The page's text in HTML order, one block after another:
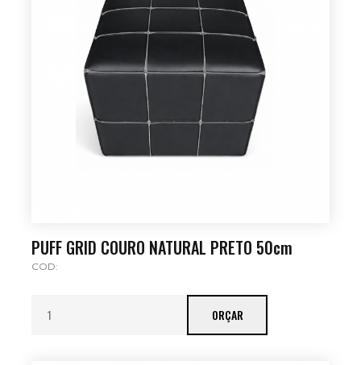
PUFF GRID COURO NATURAL PRETO 50cm
COD:
ORÇAR